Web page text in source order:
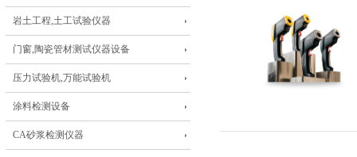
岩土工程,土工试验仪器
门窗,陶瓷管材测试仪器设备
压力试验机,万能试验机
涂料检测设备
CA砂浆检测仪器